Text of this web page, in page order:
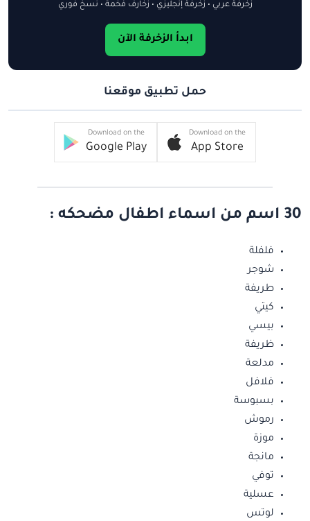
زخرفة عربي • زخرفة إنجليزي • زخارف فخمة • نسخ فوري
ابدأ الزخرفة الآن
حمل تطبيق موقعنا
Download on the
App Store
Download on the
Google Play
30 اسم من اسماء اطفال مضحكه :
فلفلة
شوجر
طريفة
كيتي
بيسي
ظريفة
مدلعة
فلافل
بسبوسة
رموش
موزة
مانجة
توفي
عسلية
لوتس